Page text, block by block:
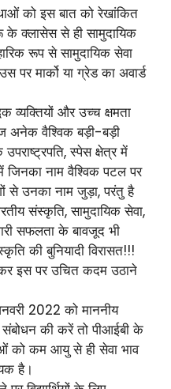
को इस बात को रेखांकित
के क्लासेस से ही सामुदायिक
रूप से सामुदायिक सेवा
पर मार्को या ग्रेड का अवार्ड
व्यक्तियों और उच्च क्षमता
अनेक वैश्विक बड़ी-बड़ी
स्पेस क्षेत्र में
जिनका नाम वैश्विक पटल पर
से उनका नाम जुड़ा, परंतु है
संस्कृति, सामुदायिक सेवा,
सफलता के बावजूद भी
की बुनियादी विरासत!!!
इस पर उचित कदम उठाने
2022 को माननीय
संबोधन की करें तो पीआईबी के
को कम आयु से ही सेवा भाव
है।